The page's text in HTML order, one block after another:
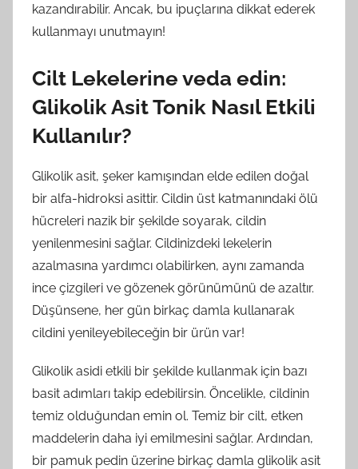
kazandırabilir. Ancak, bu ipuçlarına dikkat ederek
kullanmayı unutmayın!
Cilt Lekelerine veda edin:
Glikolik Asit Tonik Nasıl Etkili
Kullanılır?
Glikolik asit, şeker kamışından elde edilen doğal
bir alfa-hidroksi asittir. Cildin üst katmanındaki ölü
hücreleri nazik bir şekilde soyarak, cildin
yenilenmesini sağlar. Cildinizdeki lekelerin
azalmasına yardımcı olabilirken, aynı zamanda
ince çizgileri ve gözenek görünümünü de azaltır.
Düşünsene, her gün birkaç damla kullanarak
cildini yenileyebileceğin bir ürün var!
Glikolik asidi etkili bir şekilde kullanmak için bazı
basit adımları takip edebilirsin. Öncelikle, cildinin
temiz olduğundan emin ol. Temiz bir cilt, etken
maddelerin daha iyi emilmesini sağlar. Ardından,
bir pamuk pedin üzerine birkaç damla glikolik asit